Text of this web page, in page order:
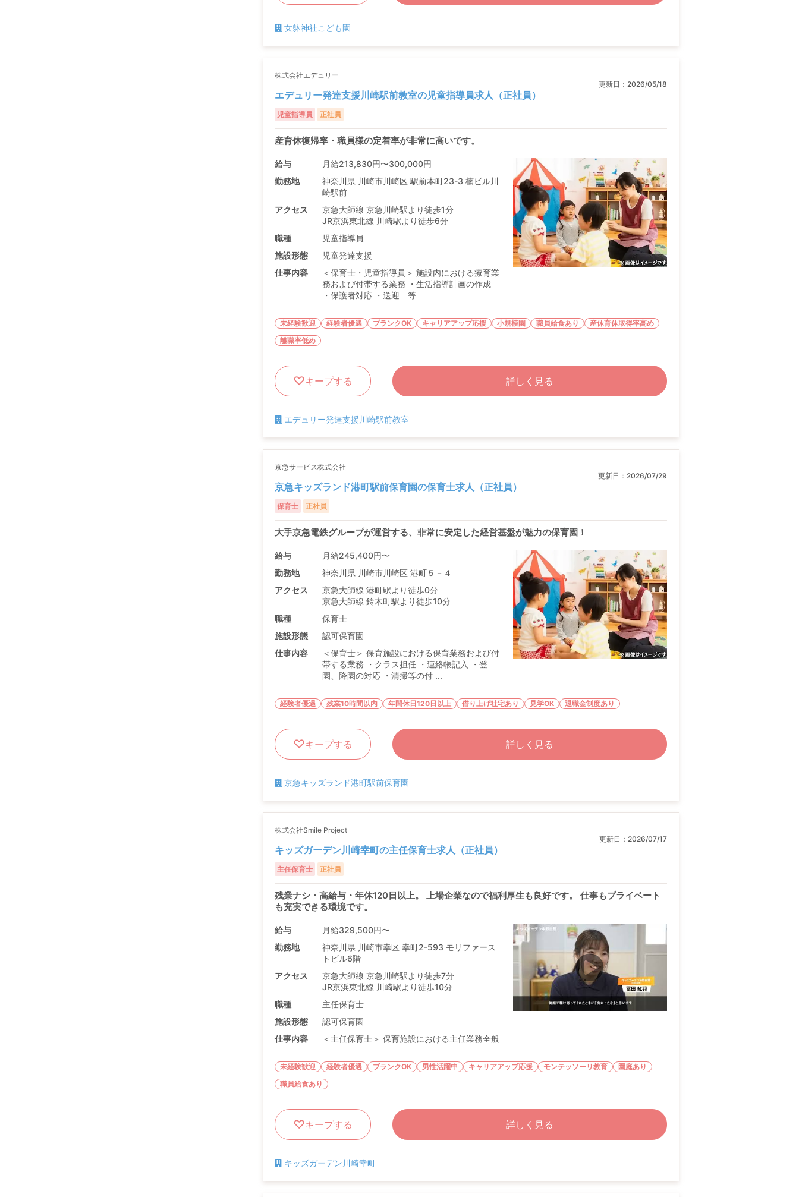
女躰神社こども園
株式会社エデュリー
更新日： 2026/05/18
エデュリー発達支援川崎駅前教室の児童指導員求人（正社員）
児童指導員 正社員
産育休復帰率・職員様の定着率が非常に高いです。
給与
月給213,830円〜300,000円
勤務地
神奈川県 川崎市川崎区 駅前本町23-3 楠ビル川
崎駅前
アクセス
京急大師線 京急川崎駅より徒歩1分
JR京浜東北線 川崎駅より徒歩6分
職種
児童指導員
施設形態
児童発達支援
仕事内容
＜保育士・児童指導員＞ 施設内における療育業
務および付帯する業務 ・生活指導計画の作成
・保護者対応 ・送迎 等
未経験歓迎 経験者優遇 ブランクOK キャリアアップ応援 小規模園 職員給食あり
産休育休取得率高め
離職率低め
キープする 詳しく見る
エデュリー発達支援川崎駅前教室
京急サービス株式会社
更新日： 2026/07/29
京急キッズランド港町駅前保育園の保育士求人（正社員）
保育士 正社員
大手京急電鉄グループが運営する、非常に安定した経営基盤が魅力の保育園！
給与
月給245,400円〜
勤務地
神奈川県 川崎市川崎区 港町５－４
アクセス
京急大師線 港町駅より徒歩0分
京急大師線 鈴木町駅より徒歩10分
職種
保育士
施設形態
認可保育園
仕事内容
＜保育士＞ 保育施設における保育業務および付
帯する業務 ・クラス担任 ・連絡帳記入 ・登
園、降園の対応 ・清掃等の付 ...
経験者優遇 残業10時間以内 年間休日120日以上 借り上げ社宅あり 見学OK 退職金制度あり
キープする 詳しく見る
京急キッズランド港町駅前保育園
株式会社Smile Project
更新日： 2026/07/17
キッズガーデン川崎幸町の主任保育士求人（正社員）
主任保育士 正社員
残業ナシ・高給与・年休120日以上。 上場企業なので福利厚生も良好です。 仕事もプライベート
も充実できる環境です。
給与
月給329,500円〜
勤務地
神奈川県 川崎市幸区 幸町2-593 モリファース
トビル6階
アクセス
京急大師線 京急川崎駅より徒歩7分
JR京浜東北線 川崎駅より徒歩10分
職種
主任保育士
施設形態
認可保育園
仕事内容
＜主任保育士＞ 保育施設における主任業務全般
未経験歓迎 経験者優遇 ブランクOK 男性活躍中 キャリアアップ応援 モンテッソーリ教育
園庭あり
職員給食あり
キープする 詳しく見る
キッズガーデン川崎幸町